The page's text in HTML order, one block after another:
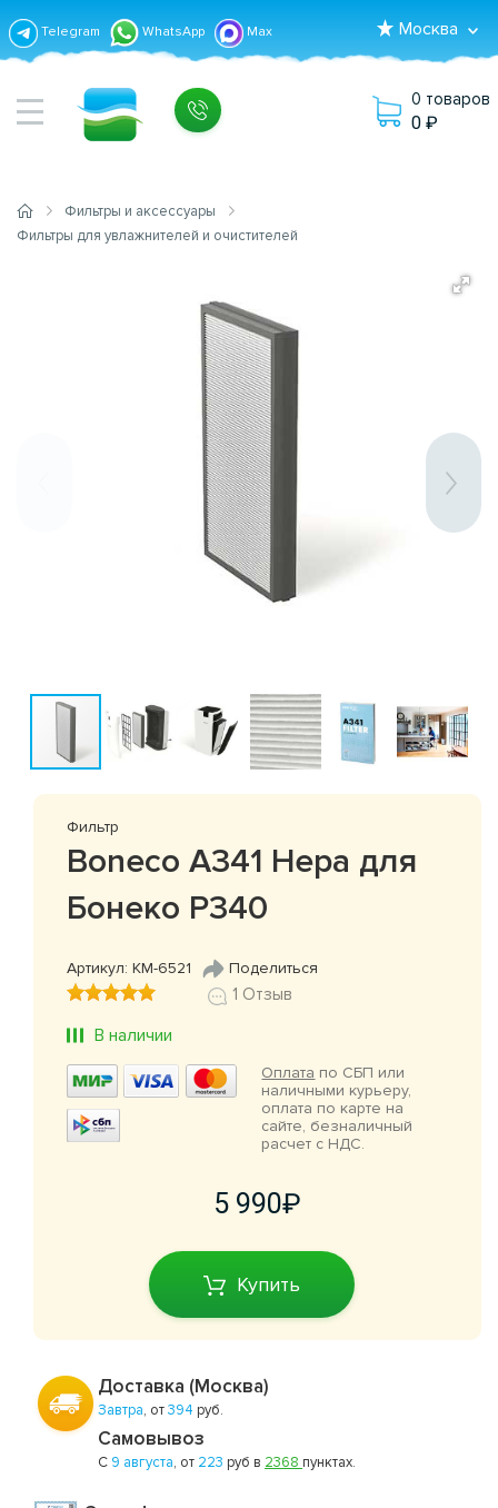
Telegram WhatsApp Max Москва
0 товаров
0
Фильтры и аксессуары
Фильтры для увлажнителей и очистителей
Фильтр
Boneco A341 Hepa для
Бонеко Р340
Артикул: КМ-6521 Поделиться
1 Отзыв
В наличии
Оплата по СБП или
наличными курьеру,
оплата по карте на
сайте, безналичный
расчет с НДС.
5 990
Купить
Доставка (Москва)
Завтра, от394 руб.
Самовывоз
С 9 августа, от 223 руб в 2368 пунктах.